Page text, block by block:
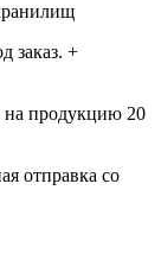
заказ. +
на продукцию 20
отправка со